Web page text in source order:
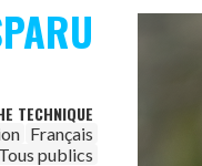
TECHNIQUE
Français
Tous publics